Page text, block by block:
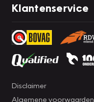
Klantenservice
Disclaimer
Algemene voorwaarden